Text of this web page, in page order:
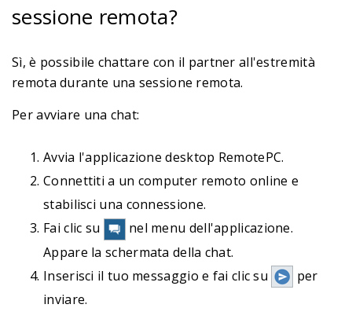
sessione remota?
Sì, è possibile chattare con il partner all'estremità
remota durante una sessione remota.
Per avviare una chat:
Avvia l'applicazione desktop RemotePC.
Connettiti a un computer remoto online e
stabilisci una connessione.
Fai clic su
nel menu dell'applicazione.
Appare la schermata della chat.
Inserisci il tuo messaggio e fai clic su
per
inviare.